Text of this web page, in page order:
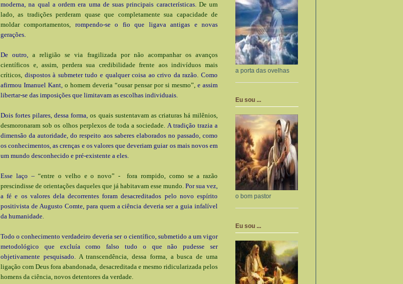
moderna, na qual a ordem era uma de suas principais características. De um
lado, as tradições perderam quase que completamente sua capacidade de
moldar comportamentos, rompendo-se o fio que ligava antigas e novas
gerações.
De outro,a religião se via fragilizada por não acompanhar os avanços
científicos e, assim, perdera sua credibilidade frente aos indivíduos mais
críticos, dispostos à submeter tudo e qualquer coisa ao crivo da razão. Como
afirmou Imanuel Kant, o homem deveria “ousar pensar por si mesmo”, e assim
libertar-se das imposições que limitavam as escolhas individuais.
Dois fortes pilares, dessa forma,os quais sustentavam as criaturas há milênios,
desmoronaram sob os olhos perplexos de toda a sociedade. A tradição trazia a
dimensão da autoridade, do respeito aos saberes elaborados no passado, como
os conhecimentos, as crenças e os valores que deveriam guiar os mais novos em
um mundo desconhecido e pré-existente a eles.
Esse laço –“entre o velho e o novo” - fora rompido, como se a razão
prescindisse de orientações daqueles que já habitavam esse mundo. Por sua vez,
a fé e os valores dela decorrentes foram desacreditados pelo novo espírito
positivista de Augusto Comte, para quem a ciência deveria ser a guia infalível
da humanidade.
Todo o conhecimento verdadeiro deveria ser o científico, submetido a um vigor
metodológico que excluía como falso tudo o que não pudesse ser
objetivamente pesquisado. A transcendência, dessa forma, a busca de uma
ligação com Deus fora abandonada, desacreditada e mesmo ridicularizada pelos
homens da ciência, novos detentores da verdade.
a porta das ovelhas
Eu sou ...
o bom pastor
Eu sou ...